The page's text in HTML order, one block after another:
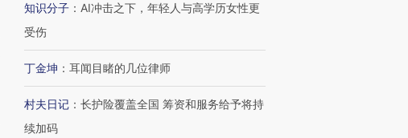
知识分子 ： AI冲击之下，年轻人与高学历女性更
受伤
丁金坤 ： 耳闻目睹的几位律师
村夫日记 ： 长护险覆盖全国 筹资和服务给予将持
续加码